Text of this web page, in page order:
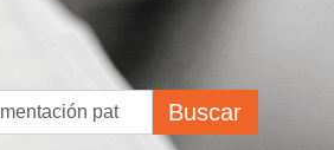
Buscar